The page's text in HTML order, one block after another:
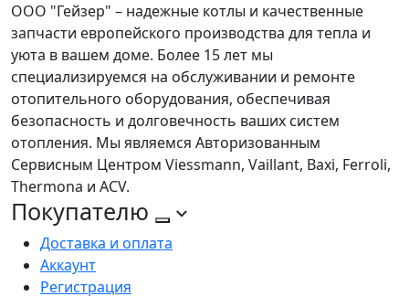
ООО "Гейзер" – надежные котлы и качественные
запчасти европейского производства для тепла и
уюта в вашем доме. Более 15 лет мы
специализируемся на обслуживании и ремонте
отопительного оборудования, обеспечивая
безопасность и долговечность ваших систем
отопления. Мы являемся Авторизованным
Сервисным Центром Viessmann, Vaillant, Baxi, Ferroli,
Thermona и ACV.
Покупателю
Доставка и оплата
Аккаунт
Регистрация